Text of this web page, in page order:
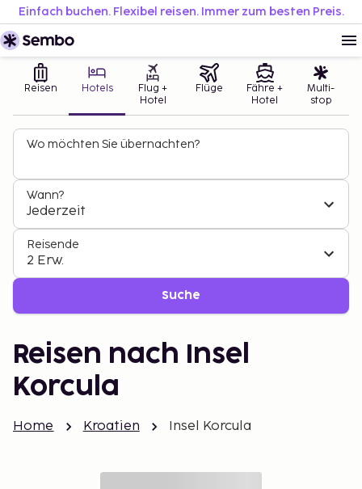
Einfach buchen. Flexibel reisen. Immer zum besten Preis.
Reisen Hotels
Flug +
Hotel
Flüge
Fähre +
Hotel
Multi-
stop
Wo möchten Sie übernachten?
Wann?
Jederzeit
Reisende
2 Erw.
Suche
Reisen nach Insel
Korcula
Home Kroatien Insel Korcula